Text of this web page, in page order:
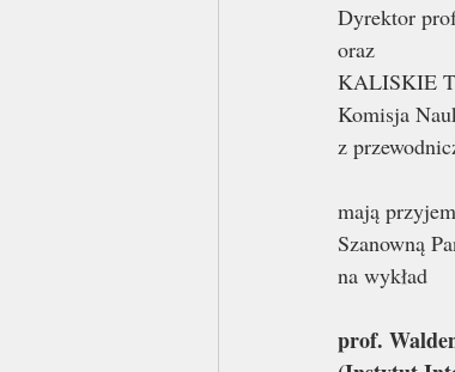
Dyrektor
oraz
KALISKIE
Komisja
z
mają
Szanowną
na wykład
prof.